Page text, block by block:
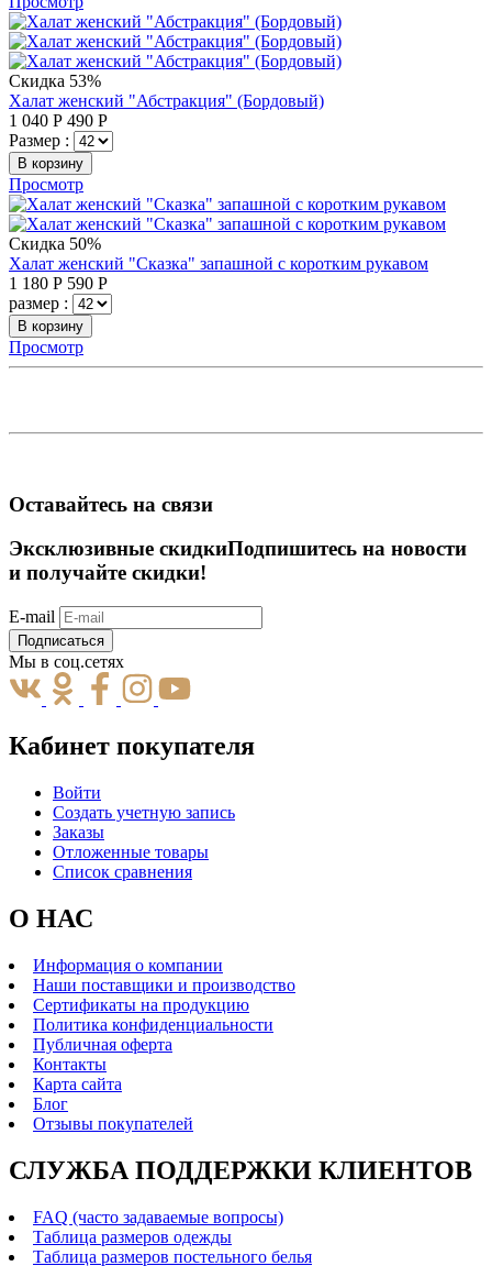
Скидка 53%
Халат женский "Абстракция" (Бордовый)
1 040 Р 490 Р
Размер :
В корзину
Просмотр
Скидка 50%
Халат женский "Сказка" запашной с коротким рукавом
1 180 Р 590 Р
размер :
В корзину
Просмотр
Оставайтесь на связи
Эксклюзивные скидкиПодпишитесь на новости
и получайте скидки!
E-mail
Подписаться
Мы в соц.сетях
Кабинет покупателя
Войти
Создать учетную запись
Заказы
Отложенные товары
Список сравнения
О НАС
Информация о компании
Наши поставщики и производство
Сертификаты на продукцию
Политика конфиденциальности
Публичная оферта
Контакты
Карта сайта
Блог
Отзывы покупателей
СЛУЖБА ПОДДЕРЖКИ КЛИЕНТОВ
FAQ (часто задаваемые вопросы)
Таблица размеров одежды
Таблица размеров постельного белья